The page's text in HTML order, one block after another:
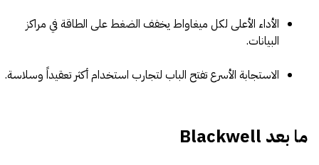
الأداء الأعلى لكل ميغاواط يخفف الضغط على الطاقة في مراكز
البيانات.
الاستجابة الأسرع تفتح الباب لتجارب استخدام أكثر تعقيداً وسلاسة.
ما بعد Blackwell